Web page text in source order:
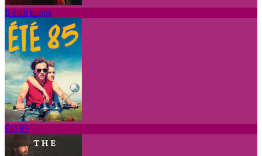
Il était temps
Été 85